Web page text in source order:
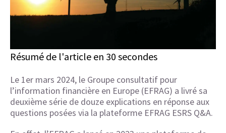
Résumé de l'article en 30 secondes
Le 1er mars 2024, le Groupe consultatif pour
l’information financière en Europe (EFRAG) a livré sa
deuxième série de douze explications en réponse aux
questions posées via la plateforme EFRAG ESRS Q&A.